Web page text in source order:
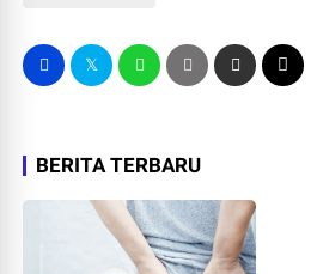
BERITA TERBARU